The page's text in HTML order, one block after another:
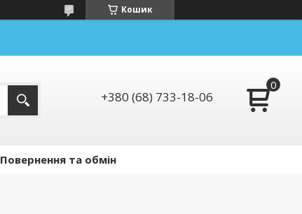
Кошик
+380 (68) 733-18-06
Повернення та обмін